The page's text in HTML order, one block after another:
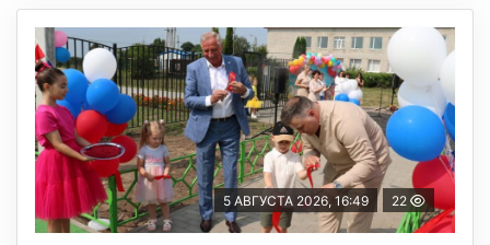
5 АВГУСТА 2026, 16:49 22